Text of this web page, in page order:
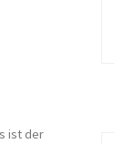
ist der